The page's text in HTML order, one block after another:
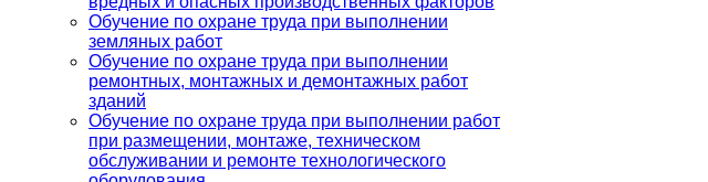
Обучение по охране труда при выполнении
земляных работ
Обучение по охране труда при выполнении
ремонтных, монтажных и демонтажных работ
зданий
Обучение по охране труда при выполнении работ
при размещении, монтаже, техническом
обслуживании и ремонте технологического